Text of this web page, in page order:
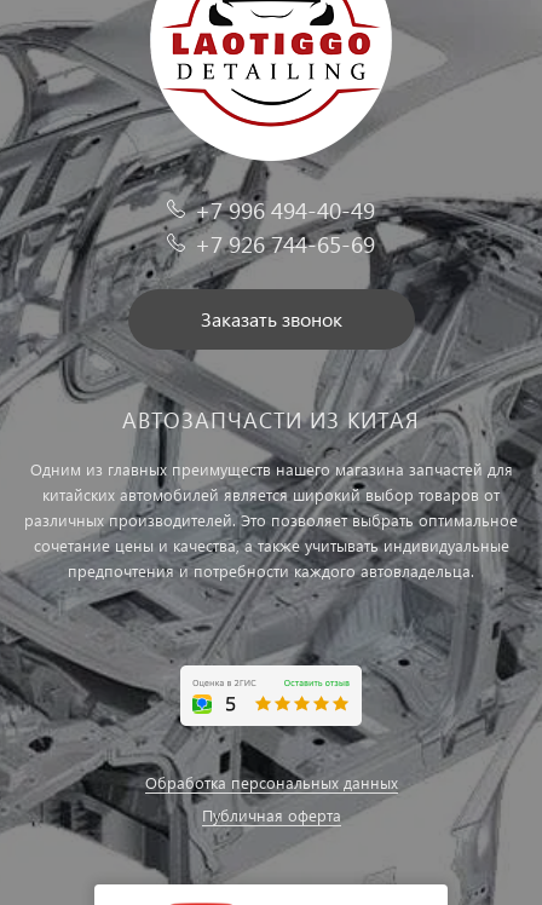
+7 996 494-40-49
+7 926 744-65-69
Заказать звонок
АВТОЗАПЧАСТИ ИЗ КИТАЯ
Одним из главных преимуществ нашего магазина запчастей для
китайских автомобилей является широкий выбор товаров от
различных производителей. Это позволяет выбрать оптимальное
сочетание цены и качества, а также учитывать индивидуальные
предпочтения и потребности каждого автовладельца.
Обработка персональных данных
Публичная оферта